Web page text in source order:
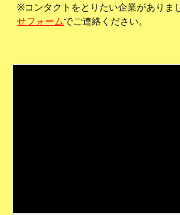
※コンタクトをとりたい企業がありま
せフォームでご連絡ください。